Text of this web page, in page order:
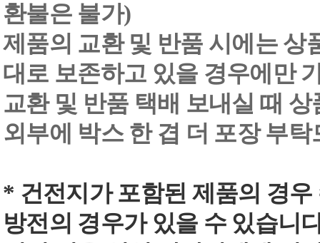
환불은 불가)
제품의 교환 및 반품 시에는 상
대로 보존하고 있을 경우에만
교환 및 반품 택배 보내실 때
외부에 박스 한 겹 더 포장 부탁
* 건전지가 포함된 제품의 경
방전의 경우가 있을 수 있습니